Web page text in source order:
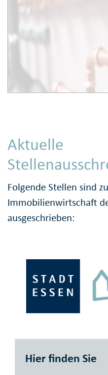
Aktuelle
Folgende Stellen sind
Immobilienwirtschaft
ausgeschrieben:
Hier finden Sie